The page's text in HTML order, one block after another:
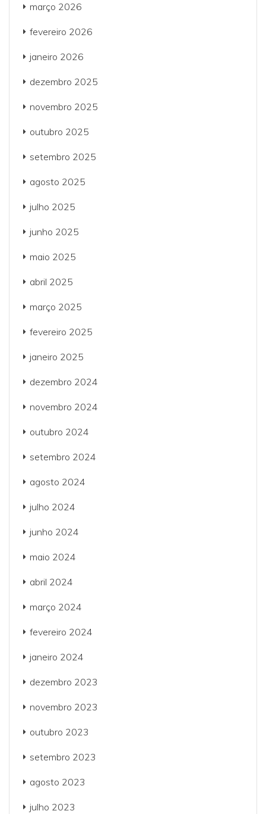
março 2026
fevereiro 2026
janeiro 2026
dezembro 2025
novembro 2025
outubro 2025
setembro 2025
agosto 2025
julho 2025
junho 2025
maio 2025
abril 2025
março 2025
fevereiro 2025
janeiro 2025
dezembro 2024
novembro 2024
outubro 2024
setembro 2024
agosto 2024
julho 2024
junho 2024
maio 2024
abril 2024
março 2024
fevereiro 2024
janeiro 2024
dezembro 2023
novembro 2023
outubro 2023
setembro 2023
agosto 2023
julho 2023